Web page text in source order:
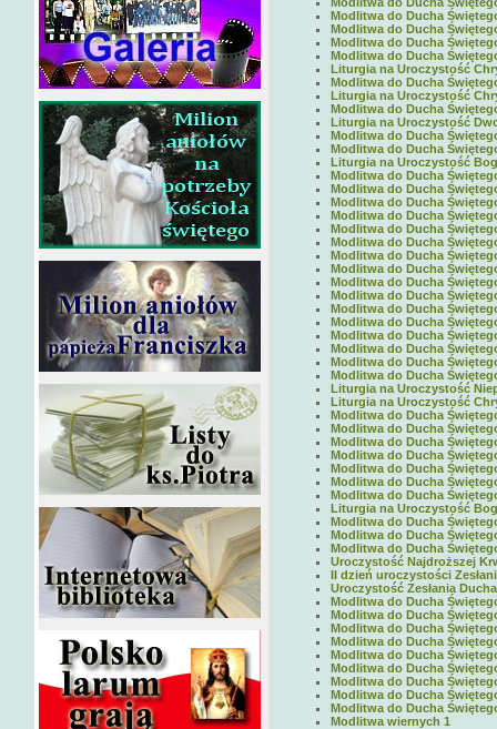
Modlitwa do Ducha
Modlitwa do Ducha
Modlitwa do Ducha
Modlitwa do Ducha
Liturgia na Uroczystość
Modlitwa do Ducha
Liturgia na Uroczystość
Modlitwa do Ducha
Liturgia na Uroczystość
Modlitwa do Ducha
Modlitwa do Ducha
Liturgia na Uroczystość
Modlitwa do Ducha
Modlitwa do Ducha
Modlitwa do Ducha
Modlitwa do Ducha
Modlitwa do Ducha
Modlitwa do Ducha
Modlitwa do Ducha
Modlitwa do Ducha
Modlitwa do Ducha
Modlitwa do Ducha
Modlitwa do Ducha
Modlitwa do Ducha
Modlitwa do Ducha
Modlitwa do Ducha
Modlitwa do Ducha
Modlitwa do Ducha
Liturgia na Uroczystość
Liturgia na Uroczystość
Modlitwa do Ducha
Modlitwa do Ducha
Modlitwa do Ducha
Modlitwa do Ducha
Modlitwa do Ducha
Modlitwa do Ducha
Modlitwa do Ducha
Liturgia na Uroczystość
Modlitwa do Ducha
Modlitwa do Ducha
Modlitwa do Ducha
Uroczystość Najdroższej
II dzień uroczystości
Uroczystość Zesłania
Modlitwa do Ducha
Modlitwa do Ducha
Modlitwa do Ducha
Modlitwa do Ducha
Modlitwa do Ducha
Modlitwa do Ducha
Modlitwa do Ducha
Modlitwa do Ducha
Modlitwa do Ducha
Modlitwa wiernych 1